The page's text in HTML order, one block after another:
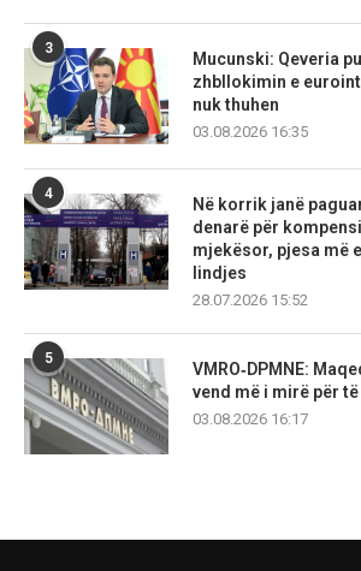
3
Mucunski: Qeveria
zhbllokimin e
nuk thuhen
03.08.2026 16:35
4
Në korrik janë
denarë për
mjekësor, pjesa më
lindjes
28.07.2026 15:52
5
VMRO‑DPMNE:
vend më i mirë për
03.08.2026 16:17